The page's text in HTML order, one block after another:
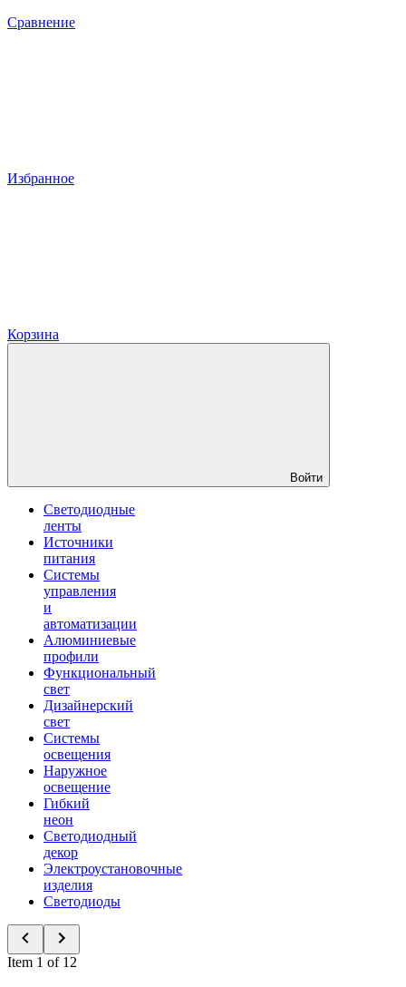
Сравнение
Избранное
Корзина
Войти
Светодиодные
ленты
Источники
питания
Системы
управления
и
автоматизации
Алюминиевые
профили
Функциональный
свет
Дизайнерский
свет
Системы
освещения
Наружное
освещение
Гибкий
неон
Светодиодный
декор
Электроустановочные
изделия
Светодиоды
Item 1 of 12